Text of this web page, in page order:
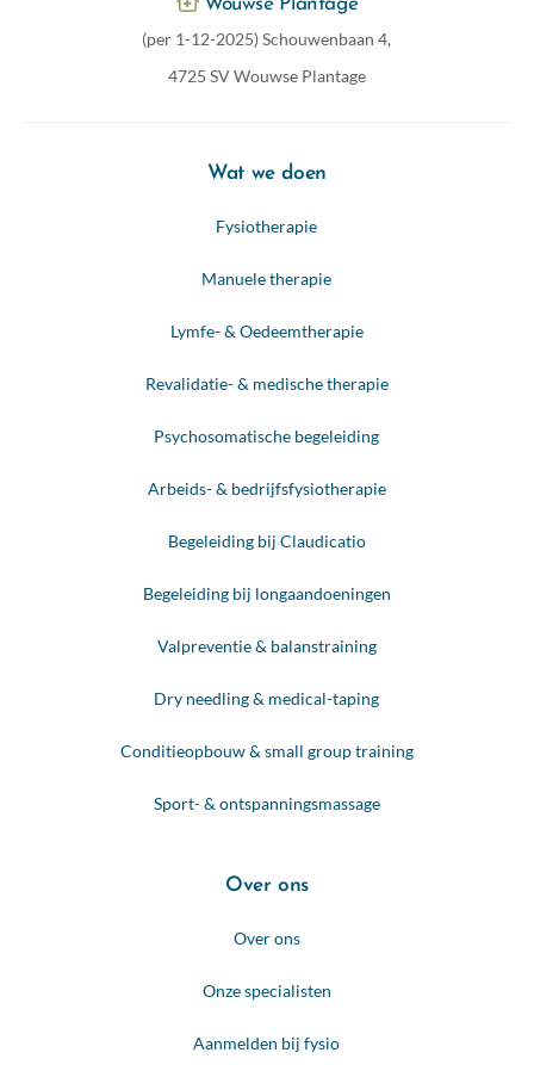
(per 1-12-2025) Schouwenbaan 4,
4725 SV Wouwse Plantage
Wat we doen
Fysiotherapie
Manuele therapie
Lymfe- & Oedeemtherapie
Revalidatie- & medische therapie
Psychosomatische begeleiding
Arbeids- & bedrijfsfysiotherapie
Begeleiding bij Claudicatio
Begeleiding bij longaandoeningen
Valpreventie & balanstraining
Dry needling & medical-taping
Conditieopbouw & small group training
Sport- & ontspanningsmassage
Over ons
Over ons
Onze specialisten
Aanmelden bij fysio